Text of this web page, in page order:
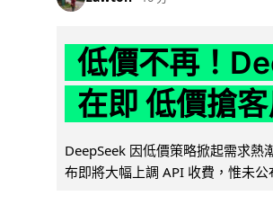
低價不再！
在即 低價搶
DeepSeek 因低價策略掀起需求
布即將大幅上調 API 收費，惟未